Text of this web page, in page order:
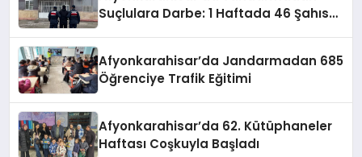
Suçlulara Darbe: 1 Haftada 46 Şahıs
Afyonkarahisar’da Jandarmadan 685
Öğrenciye Trafik Eğitimi
Afyonkarahisar’da 62. Kütüphaneler
Haftası Coşkuyla Başladı